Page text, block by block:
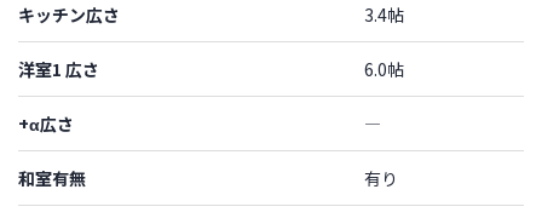
キッチン広さ 3.4帖
洋室1 広さ 6.0帖
+α広さ ―
和室有無 有り